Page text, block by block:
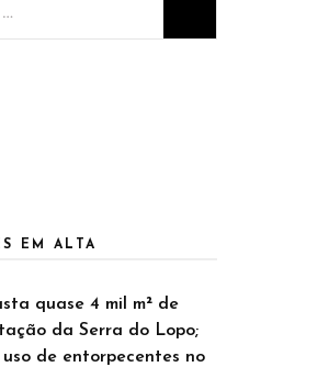
EM ALTA
quase 4 mil m² de
da Serra do Lopo;
de entorpecentes no